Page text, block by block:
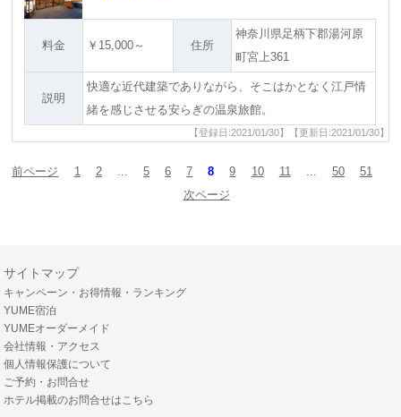
料金 ￥15,000～ 住所
神奈川県足柄下郡湯河原
町宮上361
説明
快適な近代建築でありながら、そこはかとなく江戸情
緒を感じさせる安らぎの温泉旅館。
【登録日:2021/01/30】【更新日:2021/01/30】
前ページ 1 2 ... 5 6 7 8 9 10 11 ... 50
51
次ページ
サイトマップ
キャンペーン・お得情報・ランキング
YUME宿泊
YUMEオーダーメイド
会社情報・アクセス
個人情報保護について
ご予約・お問合せ
ホテル掲載のお問合せはこちら